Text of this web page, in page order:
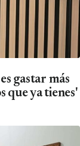
gastar más
que ya tienes'